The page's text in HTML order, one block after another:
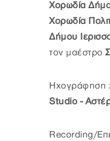
Χορωδία
Χορωδία
Δήμου
τον μαέστρο
Ηχογράφηση
Studio -
Recording/